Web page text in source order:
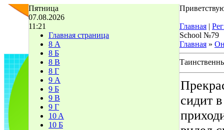
Пятница
07.08.2026
11:21
Главная страница
8 А
8 Б
8 В
8 Г
9 А
9 Б
9 В
9 Г
10 A
10 Б
Главная |
School №79
Главная »
сидит